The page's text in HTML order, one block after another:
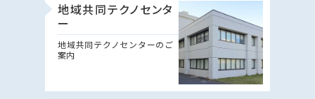
地域共同テクノセンタ
ー
地域共同テクノセンターのご
案内